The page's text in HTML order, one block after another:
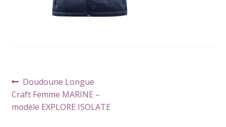
Navigation
de
l’article
Article
précédent :
Doudoune Longue
Craft Femme MARINE –
modèle EXPLORE ISOLATE